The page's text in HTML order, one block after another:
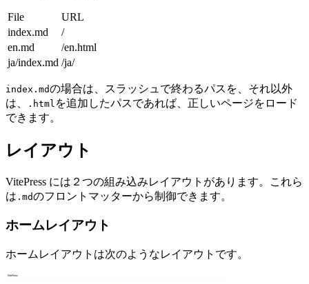
File
URL
index.md
/
en.md
/en.html
ja/index.md /ja/
index.mdの場合は、スラッシュで終わるパスを、それ以外
は、
.html を追加したパスであれば、正しいページをロード
できます。
レイアウト
VitePress には２つの組み込みレイアウトがあります。これら
は .mdのフロントマッターから制御できます。
ホームレイアウト
ホームレイアウトは次のようなレイアウトです。